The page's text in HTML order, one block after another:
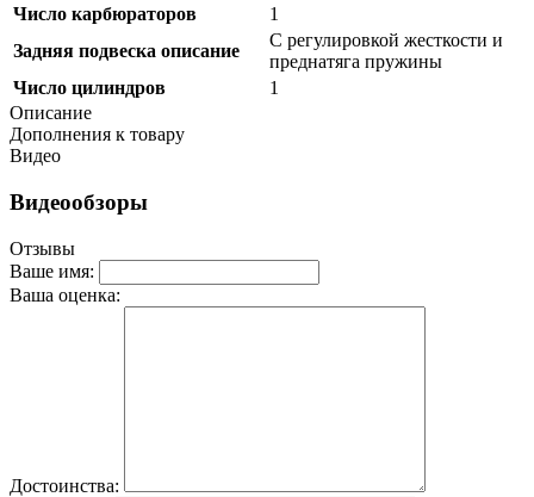
Число карбюраторов
1
Задняя подвеска описание
C регулировкой жесткости и
преднатяга пружины
Число цилиндров
1
Описание
Дополнения к товару
Видео
Видеообзоры
Отзывы
Ваше имя:
Ваша оценка:
Достоинства: